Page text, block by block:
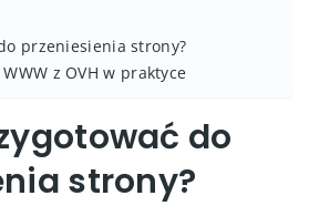
przeniesienia strony?
z OVH w praktyce
do
strony?